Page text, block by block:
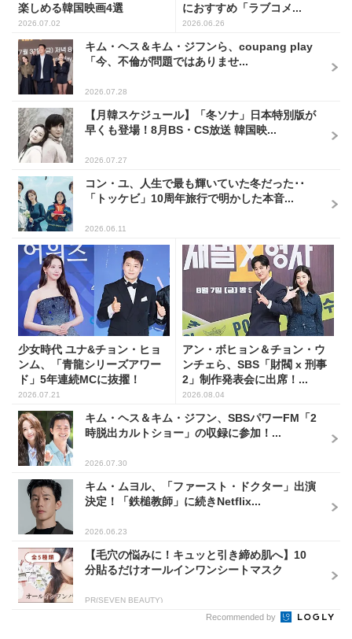
楽しめる韓国映画4選
2026.07.02
におすすめ「ラブコメ...
2026.06.26
キム・ヘス＆キム・ジフンら、coupang play
「今、不倫が問題ではありませ...
2026.07.28
【月韓スケジュール】「冬ソナ」日本特別版が
早くも登場！8月BS・CS放送 韓国映...
2026.07.27
コン・ユ、人生で最も輝いていた冬だった･･
「トッケビ」10周年旅行で明かした本音...
2026.06.11
少女時代 ユナ&チョン・ヒョ
ンム、「青龍シリーズアワー
ド」5年連続MCに抜擢！
2026.07.21
アン・ボヒョン＆チョン・ウ
ンチェら、SBS「財閥 x 刑事
2」制作発表会に出席！...
2026.08.04
キム・ヘス＆キム・ジフン、SBSパワーFM「2
時脱出カルトショー」の収録に参加！...
2026.07.30
キム・ムヨル、「ファースト・ドクター」出演
決定！「鉄槌教師」に続きNetflix...
2026.06.23
【毛穴の悩みに！キュッと引き締め肌へ】10
分貼るだけオールインワンシートマスク
PR(SEVEN BEAUTY)
Recommended by